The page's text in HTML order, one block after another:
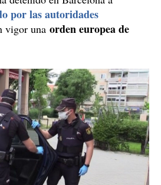
por las autoridades
vigor una orden europea de